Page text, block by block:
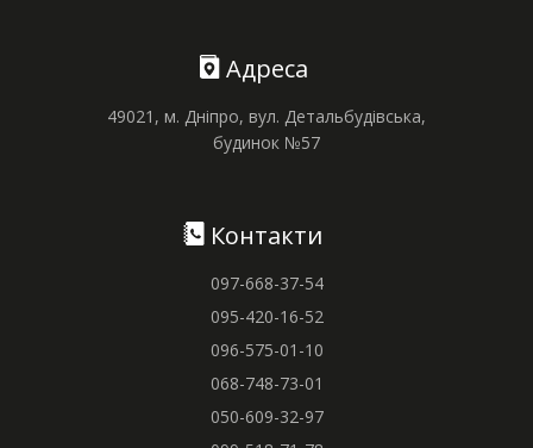
Адреса
49021, м. Дніпро, вул. Детальбудівська,
будинок №57
Контакти
097-668-37-54
095-420-16-52
096-575-01-10
068-748-73-01
050-609-32-97